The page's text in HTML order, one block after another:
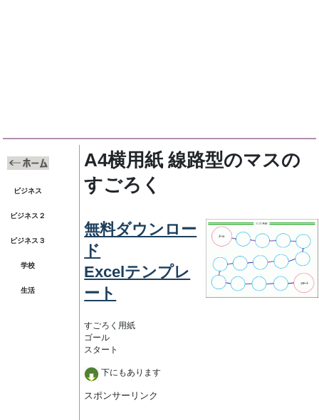
ビジネス
ビジネス２
ビジネス３
学校
生活
A4横用紙 線路型のマスの
すごろく
無料ダウンロー
ド
Excelテンプレ
ート
すごろく用紙
ゴール
スタート
下にもあります
スポンサーリンク